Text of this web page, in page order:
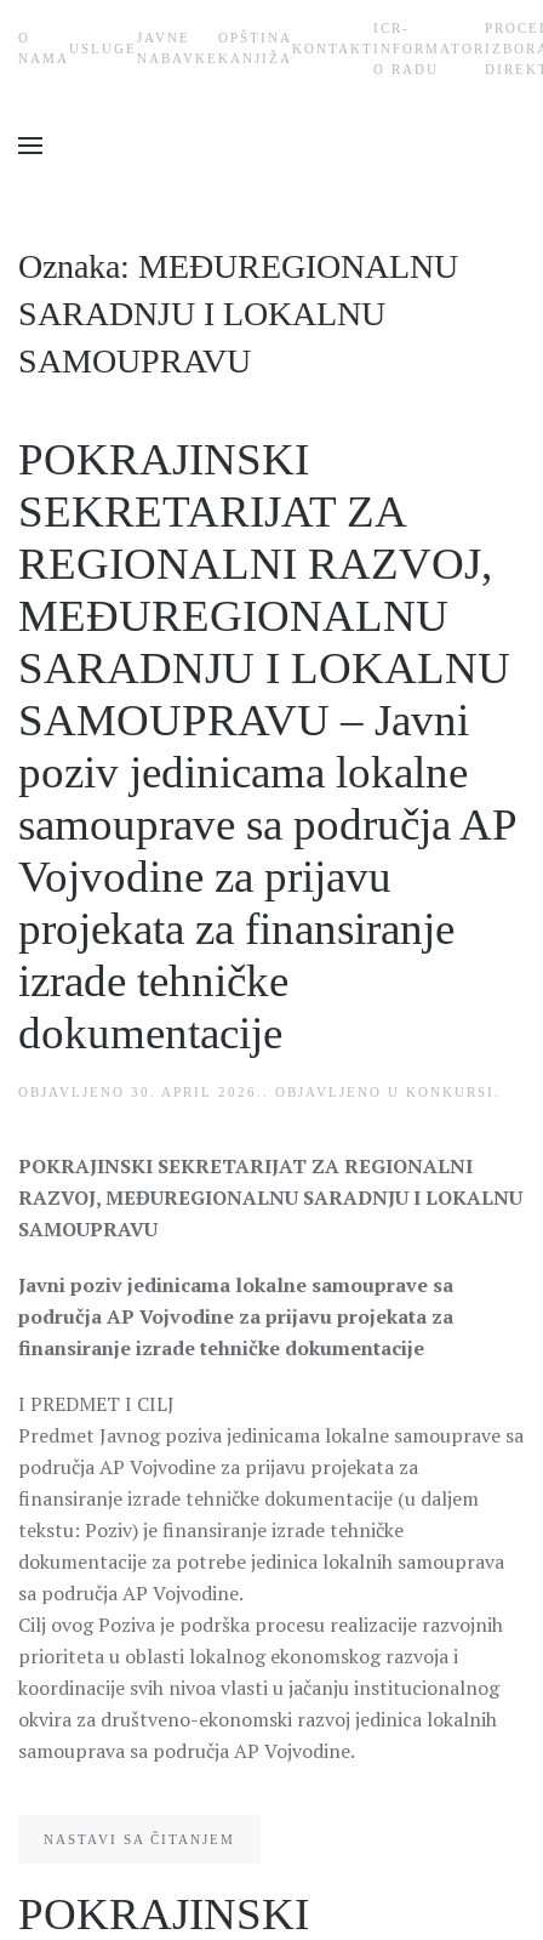
Skip
О
NAMA
USLUGE
JAVNE
NABAVKE
OPŠTINA
KANJIŽA
KONTAKT
ICR-
INFORMATOR
O RADU
Oznaka: MEĐUREGIONALNU
SARADNJU I LOKALNU
SAMOUPRAVU
POKRAJINSKI
SEKRETARIJAT ZA
REGIONALNI RAZVOJ,
MEĐUREGIONALNU
SARADNJU I LOKALNU
SAMOUPRAVU – Javni
poziv jedinicama lokalne
samouprave sa područja AP
Vojvodine za prijavu
projekata za finansiranje
izrade tehničke
dokumentacije
OBJAVLJENO 30. APRIL 2026. . OBJAVLJENO U KONKURSI
POKRAJINSKI SEKRETARIJAT ZA REGIONALNI
RAZVOJ, MEĐUREGIONALNU SARADNJU I LOKALNU
SAMOUPRAVU
Javni poziv jedinicama lokalne samouprave sa
područja AP Vojvodine za prijavu projekata za
finansiranje izrade tehničke dokumentacije
I PREDMET I CILJ
Predmet Javnog poziva jedinicama lokalne samouprave sa
područja AP Vojvodine za prijavu projekata za
finansiranje izrade tehničke dokumentacije (u daljem
tekstu: Poziv) je finansiranje izrade tehničke
dokumentacije za potrebe jedinica lokalnih samouprava
sa područja AP Vojvodine.
Cilj ovog Poziva je podrška procesu realizacije razvojnih
prioriteta u oblasti lokalnog ekonomskog razvoja i
koordinacije svih nivoa vlasti u jačanju institucionalnog
okvira za društveno-ekonomski razvoj jedinica lokalnih
samouprava sa područja AP Vojvodine.
NASTAVI SA ČITANJEM
POKRAJINSKI